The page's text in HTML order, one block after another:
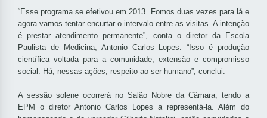
“Esse programa se efetivou em 2013. Fomos duas vezes para lá e
agora vamos tentar encurtar o intervalo entre as visitas. A intenção
é prestar atendimento permanente”, conta o diretor da Escola
Paulista de Medicina, Antonio Carlos Lopes. “Isso é produção
científica voltada para a comunidade, extensão e compromisso
social. Há, nessas ações, respeito ao ser humano”, conclui.
A sessão solene ocorrerá no Salão Nobre da Câmara, tendo a
EPM o diretor Antonio Carlos Lopes a representá-la. Além do